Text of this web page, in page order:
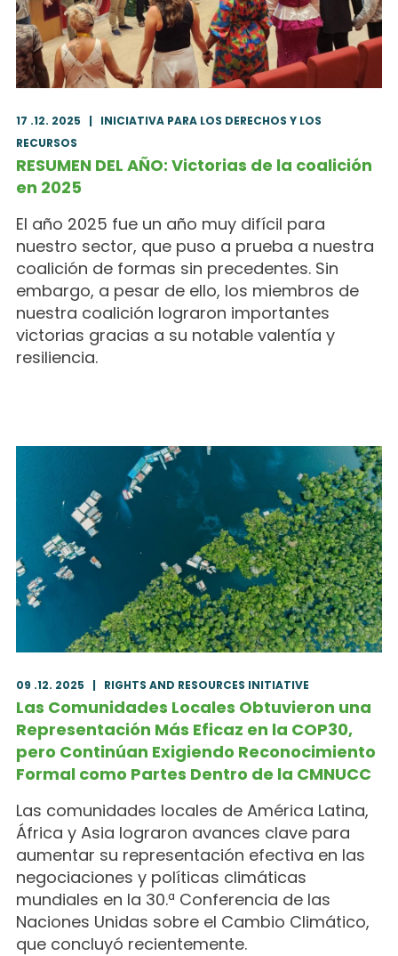
17 .12. 2025 | INICIATIVA PARA LOS DERECHOS Y LOS
RECURSOS
RESUMEN DEL AÑO: Victorias de la coalición
en 2025
El año 2025 fue un año muy difícil para
nuestro sector, que puso a prueba a nuestra
coalición de formas sin precedentes. Sin
embargo, a pesar de ello, los miembros de
nuestra coalición lograron importantes
victorias gracias a su notable valentía y
resiliencia.
09 .12. 2025 | RIGHTS AND RESOURCES INITIATIVE
Las Comunidades Locales Obtuvieron una
Representación Más Eficaz en la COP30,
pero Continúan Exigiendo Reconocimiento
Formal como Partes Dentro de la CMNUCC
Las comunidades locales de América Latina,
África y Asia lograron avances clave para
aumentar su representación efectiva en las
negociaciones y políticas climáticas
mundiales en la 30.ª Conferencia de las
Naciones Unidas sobre el Cambio Climático,
que concluyó recientemente.